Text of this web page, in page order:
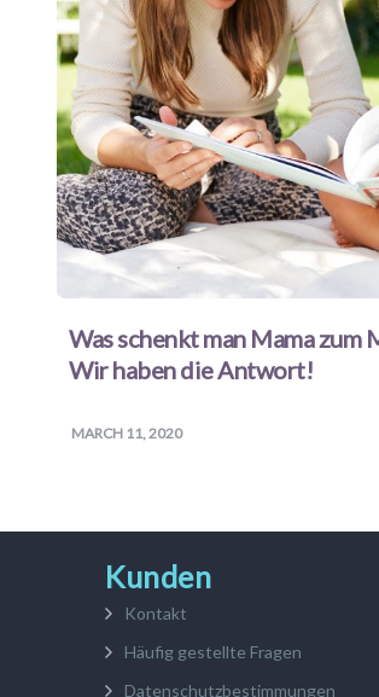
Was schenkt man Mama zum
Wir haben die Antwort!
MARCH 11, 2020
Kunden
Kontakt
Häufig gestellte Fragen
Datenschutzbestimmungen